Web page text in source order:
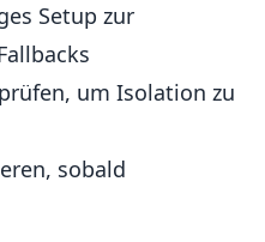
Setup zur
um Isolation zu
sobald